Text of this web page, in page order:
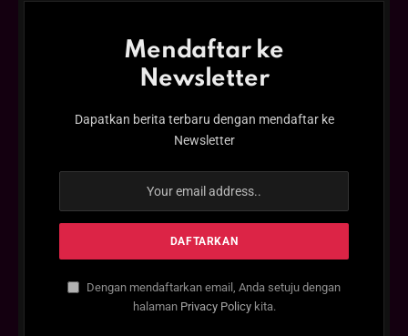
Mendaftar ke
Newsletter
Dapatkan berita terbaru dengan mendaftar ke
Newsletter
Dengan mendaftarkan email, Anda setuju dengan
halaman Privacy Policykita.